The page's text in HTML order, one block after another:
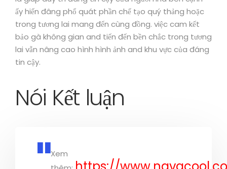
ấy hiến đâng phổ quát phần chế tạo quý thảng hoặc
trong tương lai mang đến cùng đồng. việc cam kết
bảo gà không gian and tiến đến bền chắc trong tương
lai vẫn nâng cao hình hình ảnh and khu vực của đáng
tin cậy.
Nói Kết luận
Xem